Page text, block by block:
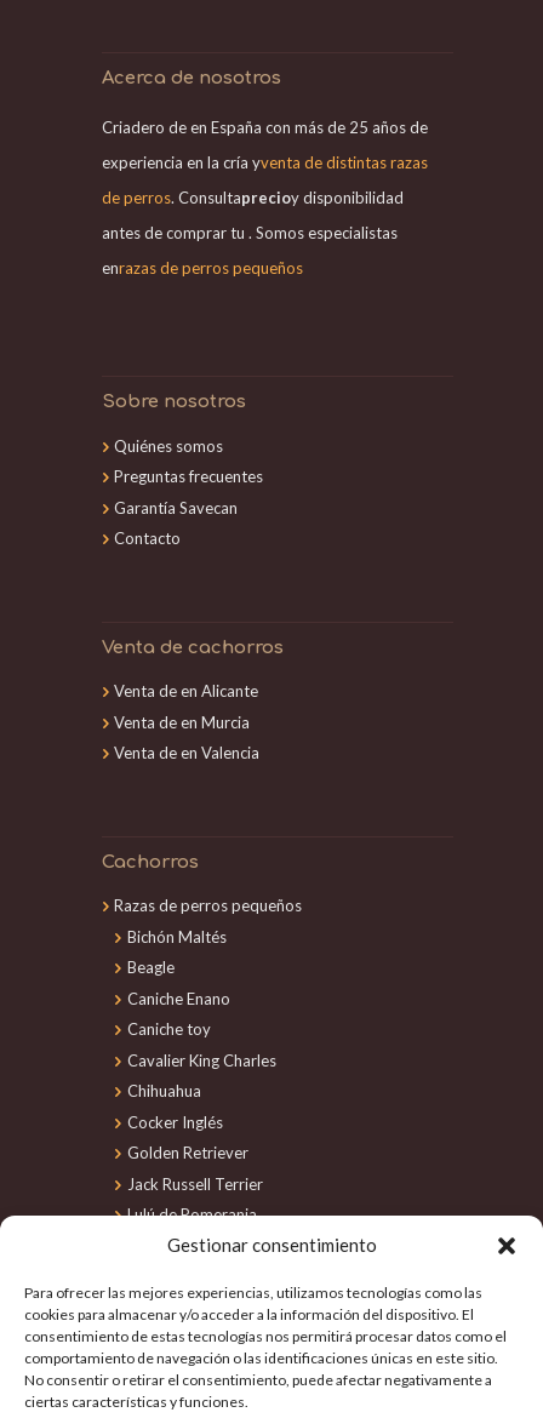
Gestionar consentimiento
Para ofrecer las mejores experiencias, utilizamos tecnologías como las
cookies para almacenar y/o acceder a la información del dispositivo. El
consentimiento de estas tecnologías nos permitirá procesar datos como el
comportamiento de navegación o las identificaciones únicas en este sitio.
No consentir o retirar el consentimiento, puede afectar negativamente a
ciertas características y funciones.
Acerca de nosotros
Criadero de en España con más de 25 años de
experiencia en la cría yventa de distintas razas
de perros. Consultaprecioy disponibilidad
antes de comprar tu . Somos especialistas
enrazas de perros pequeños
Sobre nosotros
Quiénes somos
Preguntas frecuentes
Garantía Savecan
Contacto
Venta de cachorros
Venta de en Alicante
Venta de en Murcia
Venta de en Valencia
Cachorros
Razas de perros pequeños
Bichón Maltés
Beagle
Caniche Enano
Caniche toy
Cavalier King Charles
Chihuahua
Cocker Inglés
Golden Retriever
Jack Russell Terrier
Lulú de Pomerania
Maltipoo
Schnauzer Miniatura
Shiba Inu
Shih Tzu
Teckel